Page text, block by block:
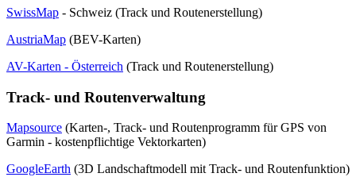
SwissMap - Schweiz (Track und Routenerstellung)
AustriaMap (BEV-Karten)
AV-Karten - Österreich (Track und Routenerstellung)
Track- und Routenverwaltung
Mapsource (Karten-, Track- und Routenprogramm für GPS von
Garmin - kostenpflichtige Vektorkarten)
GoogleEarth (3D Landschaftmodell mit Track- und Routenfunktion)